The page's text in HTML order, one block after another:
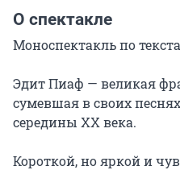
О спектакле
Моноспектакль по
Эдит Пиаф — великая
сумевшая в своих
середины ХХ века.
Короткой, но яркой и